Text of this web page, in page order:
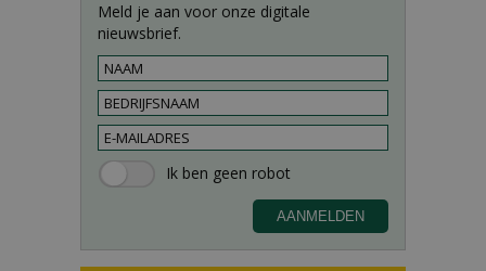
Meld je aan voor onze digitale
nieuwsbrief.